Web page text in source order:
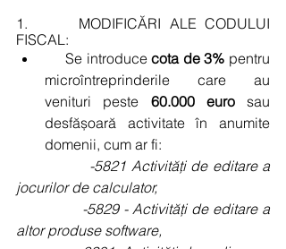
1.      MODIFICĂRI ALE CODULUI
FISCAL:
     Se introduce
cota de 3% pentru
microîntreprinderile care au
venituri peste 60.000 euro sau
desfășoară activitate în anumite
domenii, cum ar fi:
jocurilor de calculator,
altor produse software,